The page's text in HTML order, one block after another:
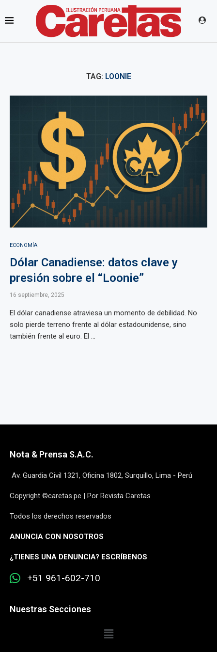
TAG: LOONIE
ECONOMÍA
Dólar Canadiense: datos clave y
presión sobre el “Loonie”
16 septiembre, 2025
El dólar canadiense atraviesa un momento de debilidad. No
solo pierde terreno frente al dólar estadounidense, sino
también frente al euro. El ...
Nota & Prensa S.A.C.
Av. Guardia Civil 1321, Oficina 1802, Surquillo, Lima - Perú
Copyright ©caretas.pe | Por Revista Caretas
Todos los derechos reservados
ANUNCIA CON NOSOTROS
¿TIENES UNA DENUNCIA? ESCRÍBENOS
+51 961-602-710
Nuestras Secciones